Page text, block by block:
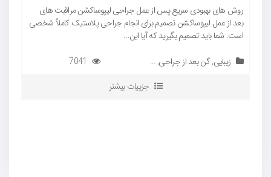
روش های بهبودی سریع پس از عمل جراحی لیپوساکشن مراقبت های
بعد از عمل لیپوساکشن تصمیم برای انجام جراحی پلاستیک کاملاً شخصی
است. شما باید تصمیم بگیرید که آیا این...
زیبایی,گن بعد از جراحی,گن لیپوماتیک مراقبت‌های بعد از جراحی
جزییات بیشتر